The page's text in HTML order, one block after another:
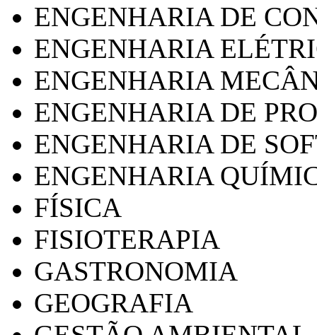
ENGENHARIA DE
ENGENHARIA
ENGENHARIA
ENGENHARIA DE
ENGENHARIA DE
ENGENHARIA
FÍSICA
FISIOTERAPIA
GASTRONOMIA
GEOGRAFIA